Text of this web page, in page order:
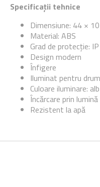
Specificații tehnice
Dimensiune: 44 ×
Material: ABS
Grad de protecție:
Design modern
Înfigere
Iluminat pentru
Culoare iluminare:
Încărcare prin
Rezistent la apă